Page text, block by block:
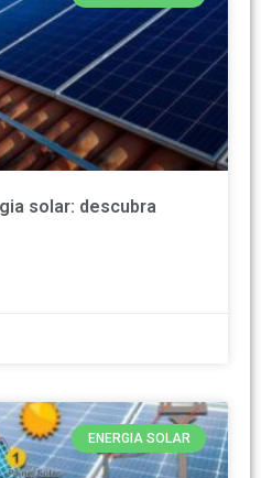
solar: descubra
ENERGIA SOLAR